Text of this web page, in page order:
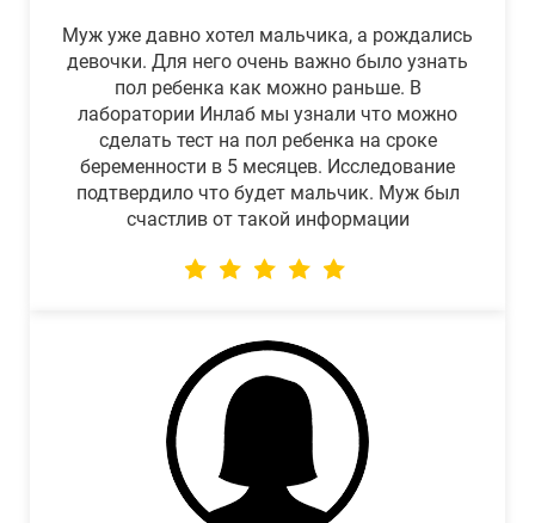
Муж уже давно хотел мальчика, а рождались
девочки. Для него очень важно было узнать
пол ребенка как можно раньше. В
лаборатории Инлаб мы узнали что можно
сделать тест на пол ребенка на сроке
беременности в 5 месяцев. Исследование
подтвердило что будет мальчик. Муж был
счастлив от такой информации